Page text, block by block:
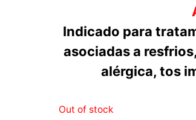
Indicado para
asociadas a
alérgica, tos
Out of stock